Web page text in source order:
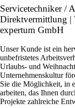
Servicetechniker /
Direktvermittlung |
expertum GmbH
Unser Kunde ist ein
unbefristetes
Urlaubs- und
Unternehmenskultur
Sie die Möglichkeit, in
arbeiten, das Ihnen
Projekte zahlreiche